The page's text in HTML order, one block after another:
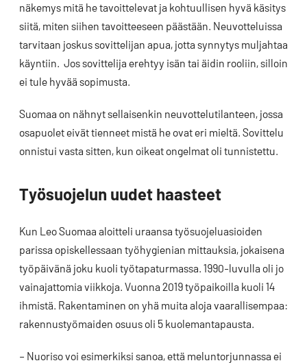
näkemys mitä he tavoittelevat ja kohtuullisen hyvä käsitys
siitä, miten siihen tavoitteeseen päästään. Neuvotteluissa
tarvitaan joskus sovittelijan apua, jotta synnytys muljahtaa
käyntiin. Jos sovittelija erehtyy isän tai äidin rooliin, silloin
ei tule hyvää sopimusta.
Suomaa on nähnyt sellaisenkin neuvottelutilanteen, jossa
osapuolet eivät tienneet mistä he ovat eri mieltä. Sovittelu
onnistui vasta sitten, kun oikeat ongelmat oli tunnistettu.
Työsuojelun uudet haasteet
Kun Leo Suomaa aloitteli uraansa työsuojeluasioiden
parissa opiskellessaan työhygienian mittauksia, jokaisena
työpäivänä joku kuoli työtapaturmassa. 1990-luvulla oli jo
vainajattomia viikkoja. Vuonna 2019 työpaikoilla kuoli 14
ihmistä. Rakentaminen on yhä muita aloja vaarallisempaa:
rakennustyömaiden osuus oli 5 kuolemantapausta.
– Nuoriso voi esimerkiksi sanoa, että meluntorjunnassa ei